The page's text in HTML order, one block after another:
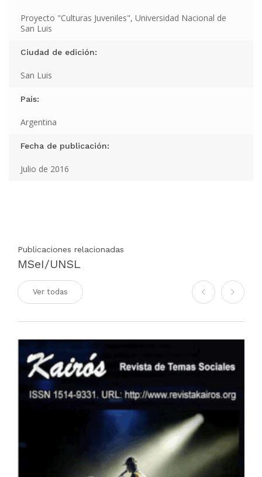
Proyecto "Culturas Juveniles", Universidad Nacional de
San Luis
Ciudad de edición:
San Luis
País:
Argentina
Fecha de publicación:
Julio de 2016
Publicaciones relacionadas
MSeI/UNSL
Ver todas